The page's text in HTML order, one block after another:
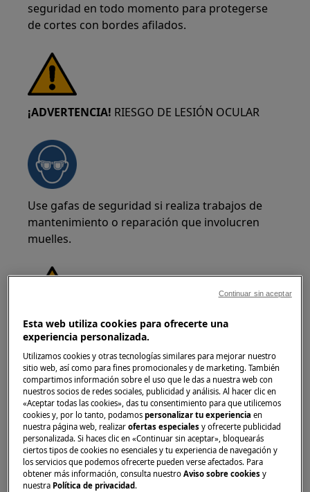
seguridad en todo momento para protegerse
de cortes con bordes afilados.
¡ADVERTENCIA! RIESGO DE LESIÓN OCULAR
Use gafas de seguridad si realiza trabajos de
mantenimiento o reparación que involucren
muelles.
¡ADVERTENCIA!RIESGO DE QUEMADURAS
Antes de cualquier operación de reparación o
mantenimiento asegúrese de que el
electrodoméstico no esté caliente.
¡ADVERTENCIA!PELIGRO DE ASFIXIA
Esta web utiliza cookies para ofrecerte una
experiencia personalizada.
Utilizamos cookies y otras tecnologías similares para mejorar nuestro
sitio web, así como para fines promocionales y de marketing. También
compartimos información sobre el uso que le das a nuestra web con
nuestros socios de redes sociales, publicidad y análisis. Al hacer clic en
«Aceptar todas las cookies», das tu consentimiento para que utilicemos
cookies y, por lo tanto, podamospersonalizar tu experienciaen
nuestra página web, realizarofertas especiales y ofrecerte publicidad
personalizada. Si haces clic en «Continuar sin aceptar», bloquearás
ciertos tipos de cookies no esenciales y tu experiencia de navegación y
los servicios que podemos ofrecerte pueden verse afectados. Para
obtener más información, consulta nuestroAviso sobre cookies y
nuestra Política de privacidad.
Continuar sin aceptar